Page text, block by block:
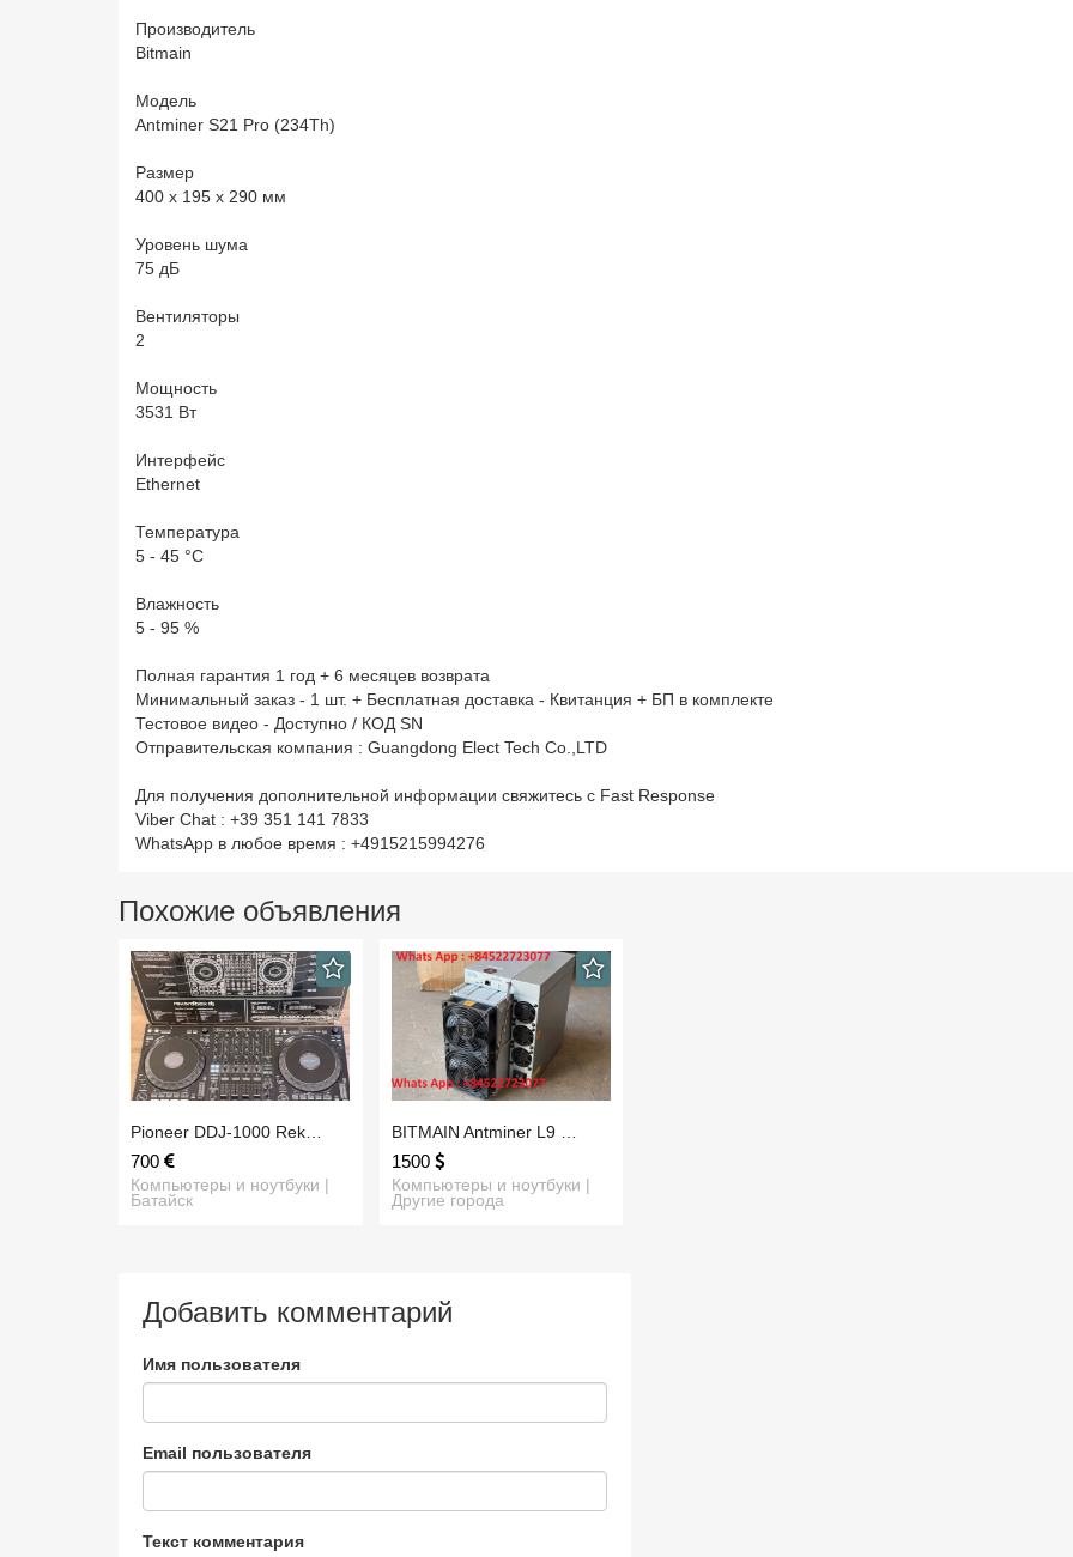
Производитель
Bitmain
Модель
Antminer S21 Pro (234Th)
Размер
400 x 195 x 290 мм
Уровень шума
75 дБ
Вентиляторы
2
Мощность
3531 Вт
Интерфейс
Ethernet
Температура
5 - 45 °C
Влажность
5 - 95 %
Полная гарантия 1 год + 6 месяцев возврата
Минимальный заказ - 1 шт. + Бесплатная доставка - Квитанция + БП в комплекте
Тестовое видео - Доступно / КОД SN
Отправительская компания : Guangdong Elect Tech Co.,LTD
Для получения дополнительной информации свяжитесь с Fast Response
Viber Chat : +39 351 141 7833
WhatsApp в любое время : +4915215994276
Похожие объявления
Pioneer DDJ-1000 Rek…
700
Компьютеры и ноутбуки |
Батайск
BITMAIN Antminer L9 …
1500
Компьютеры и ноутбуки |
Другие города
Добавить комментарий
Имя пользователя
Email пользователя
Текст комментария